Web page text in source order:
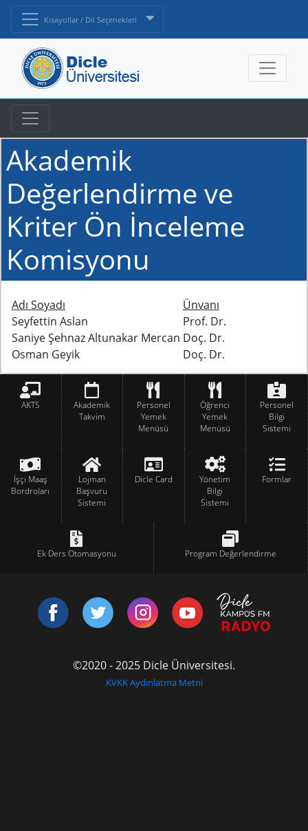
Kısayollar / Dil Seçenekleri
Akademik
Değerlendirme ve
Kriter Ön İnceleme
Komisyonu
Adı Soyadı
Ünvanı
Seyfettin Aslan
Prof. Dr.
Saniye Şehnaz Altunakar Mercan Doç. Dr.
Osman Geyik
Doç. Dr.
AKTS
Akademik
Takvim
Personel
Yemek
Menüsü
Öğrenci
Yemek
Menüsü
Personel
Bilgi
Sistemi
İşçi Maaş
Bordroları
Lojman
Başvuru
Sistemi
Dicle Card
Yönetim
Bilgi
Sistemi
Formlar
Ek Ders Otomasyonu Program Değerlendirme
©2020 - 2025 Dicle Üniversitesi.
KVKK Aydınlatma Metni